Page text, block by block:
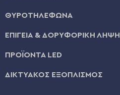
ΘΥΡΟΤΗΛΕΦΩΝΑ
ΕΠΙΓΕΙΑ & ΔΟΡΥΦΟΡΙΚΗ ΛΗΨΗ
ΠΡΟΪΟΝΤΑ LED
ΔΙΚΤΥΑΚΟΣ ΕΞΟΠΛΙΣΜΟΣ